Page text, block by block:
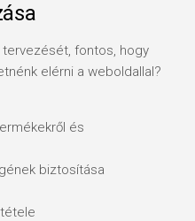
fontos, hogy
elérni a weboldallal?
és
biztosítása